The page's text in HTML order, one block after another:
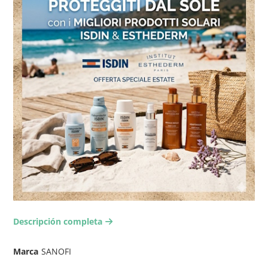
Descripción completa arrow-right2
Marca SANOFI